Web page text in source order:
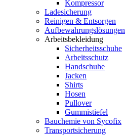
Kompressor
Ladesicherung
Reinigen & Entsorgen
Aufbewahrungslösungen
Arbeitsbekleidung
Sicherheitsschuhe
Arbeitsschutz
Handschuhe
Jacken
Shirts
Hosen
Pullover
Gummistiefel
Bauchemie von Sycofix
Transportsicherung